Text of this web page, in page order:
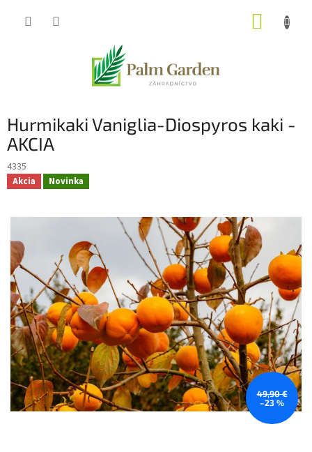
Hurmikaki Vaniglia-Diospyros kaki -
AKCIA
4335
Akcia Novinka
49,90 €
–23 %